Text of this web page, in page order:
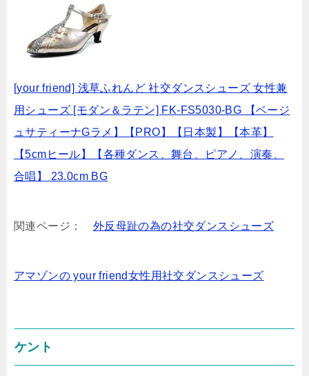
[your friend] 浅草ふれんど 社交ダンスシューズ 女性兼
用シューズ [モダン＆ラテン] FK-FS5030-BG 【ベージ
ュサティーナGラメ】【PRO】【日本製】【本革】
【5cmヒール】【各種ダンス、舞台、ピアノ、演奏、
合唱】 23.0cm BG
関連ページ： 外反母趾の為の社交ダンスシューズ
アマゾンの your friend女性用社交ダンスシューズ
ケント